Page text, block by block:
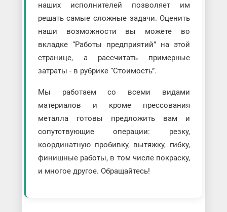
наших исполнителей позволяет им
решать самые сложные задачи. Оценить
наши возможности вы можете во
вкладке “Работы предприятий” на этой
странице, а рассчитать примерные
затраты - в рубрике “Стоимость”.
Мы работаем со всеми видами
материалов и кроме прессования
металла готовы предложить вам и
сопутствующие операции: резку,
координатную пробивку, вытяжку, гибку,
финишные работы, в том числе покраску,
и многое другое. Обращайтесь!